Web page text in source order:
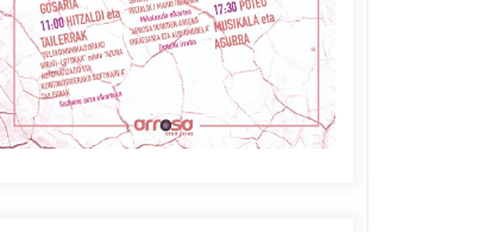
Arrosaren laburpen bideoa
Hamaika Telebistaren eskutik
2021/06/30